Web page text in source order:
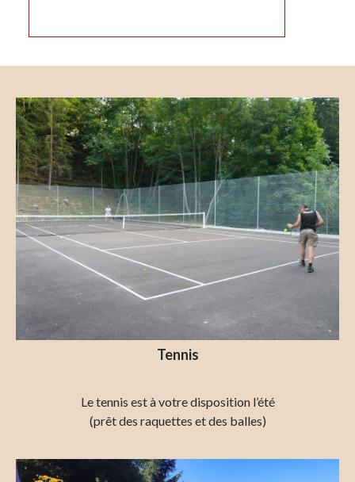
Tennis
Le tennis est à votre disposition l’été
(prêt des raquettes et des balles)